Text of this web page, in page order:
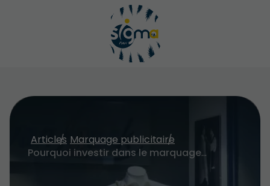
Articles Marquage publicitaire
Pourquoi investir dans le marquage publicitaire pour vos vitrines ?